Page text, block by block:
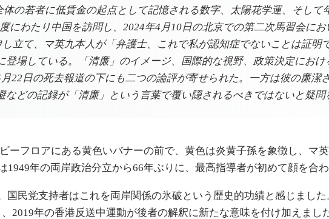
の若者に低賃金の起点として記憶される数字、太陽花学運、そして
にわたり中国を訪問し、2024年4月10日の北京での第二次馬習会に
立て、マ英九本人が「弁護士、これで私が認知症でないことは証明
場している。「清廉」のイメージ、国際的な視野、政策決定にお
22日の死去報道の下にも二つの論評が寄せられた。一方は彼の廉潔
どの記録が「清廉」という言葉で覆い隠されるべきではないと疑問
ーフロアにある黄色いバナーの前で、黄色は炎黄子孫を象徴し、マ
1949年の両岸政治分立から66年ぶりに、最高指導者が初めて顔を合
民党支持者はこれを両岸関係の氷破という歴史的功績と感じまし
2019年の香港反送中運動が後者の解釈に新たな意味を付け加えまし